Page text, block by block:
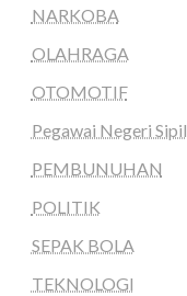
NARKOBA
OLAHRAGA
OTOMOTIF
Pegawai Negeri Sipil
PEMBUNUHAN
POLITIK
SEPAK BOLA
TEKNOLOGI